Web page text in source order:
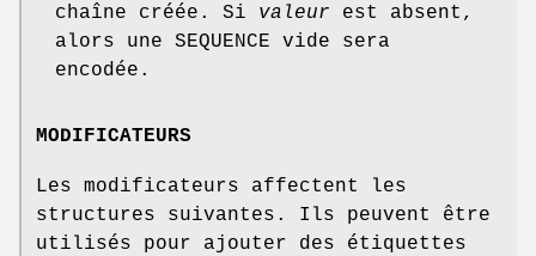
chaîne créée. Si valeur est absent,
alors une SEQUENCE vide sera
encodée.
MODIFICATEURS
Les modificateurs affectent les
structures suivantes. Ils peuvent être
utilisés pour ajouter des étiquettes